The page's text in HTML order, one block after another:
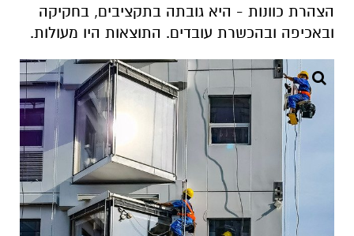
הצהרת כוונות - היא גובתה בתקציבים, בחקיקה
ובאכיפה ובהכשרת עובדים. התוצאות היו מעולות.